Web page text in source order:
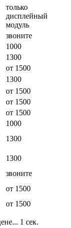
только
дисплейный
модуль
звоните
1000
1300
от 1500
1300
от 1500
от 1500
от 1500
1000
1300
1300
звоните
от 1500
от 1500
1 сек.